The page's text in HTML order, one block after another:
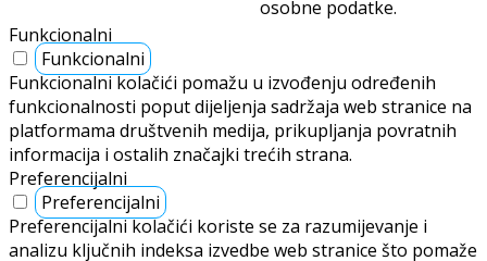
osobne podatke.
Funkcionalni
Funkcionalni
Funkcionalni kolačići pomažu u izvođenju određenih
funkcionalnosti poput dijeljenja sadržaja web stranice na
platformama društvenih medija, prikupljanja povratnih
informacija i ostalih značajki trećih strana.
Preferencijalni
Preferencijalni
Preferencijalni kolačići koriste se za razumijevanje i
analizu ključnih indeksa izvedbe web stranice što pomaže